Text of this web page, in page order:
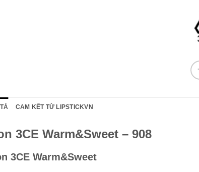
CAM KẾT TỪ LIPSTICKVN
3CE Warm&Sweet – 908
3CE Warm&Sweet